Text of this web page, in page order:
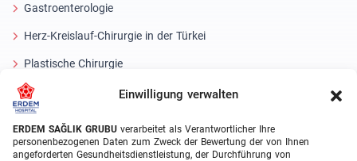
Einwilligung verwalten
ERDEM SAĞLIK GRUBU verarbeitet als Verantwortlicher Ihre
personenbezogenen Daten zum Zweck der Bewertung der von Ihnen
angeforderten Gesundheitsdienstleistung, der Durchführung von
Gastroenterologie
Herz-Kreislauf-Chirurgie in der Türkei
Plastische Chirurgie
Haartransplantationsbehandlungen
Laser Eye